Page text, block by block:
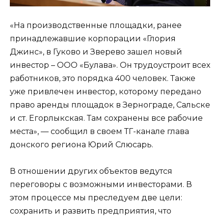
«На производственные площадки, ранее
принадлежавшие корпорации «Глория
Джинс», в Гуково и Зверево зашел новый
инвестор – ООО «Булава». Он трудоустроит всех
работников, это порядка 400 человек. Также
уже привлечен инвестор, которому передано
право аренды площадок в Зернограде, Сальске
и ст. Егорлыкская. Там сохранены все рабочие
места», — сообщил в своем ТГ-канале глава
донского региона Юрий Слюсарь.
В отношении других объектов ведутся
переговоры с возможными инвесторами. В
этом процессе мы преследуем две цели:
сохранить и развить предприятия, что